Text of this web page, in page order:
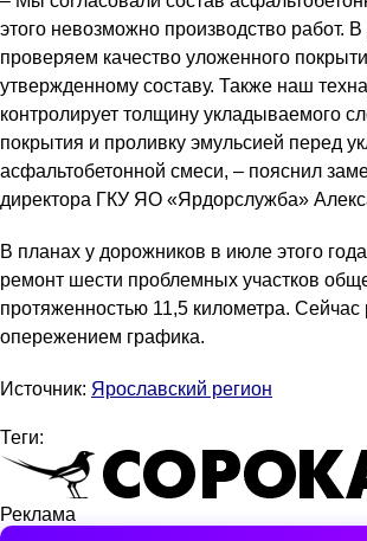
этого невозможно производство работ.
проверяем качество уложенного
утвержденному составу. Также наш
контролирует толщину укладываемого
покрытия и проливку эмульсией перед
асфальтобетонной смеси, – пояснил
директора ГКУ ЯО «Ярдорслужба»
В планах у дорожников в июле этого
ремонт шести проблемных участков
протяженностью 11,5 километра. Сейчас
опережением графика.
Источник: Ярославский регион
Теги:
Реклама